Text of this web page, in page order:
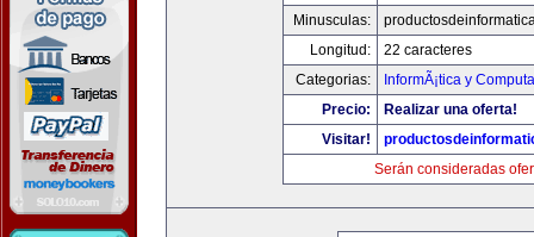
Minusculas:
Longitud:
22 caracteres
Categorias:
InformÃ¡tica y
Precio:
Realizar una oferta!
Visitar!
Serán consideradas